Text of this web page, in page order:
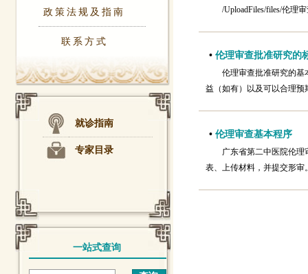
政策法规及指南
联系方式
就诊指南
专家目录
一站式查询
/UploadFiles/files/伦
• 伦理审查批准研究的
伦理审查批准研究的
益（如有）以及可以合理
• 伦理审查基本程序
广东省第二中医院伦
表、上传材料，并提交形